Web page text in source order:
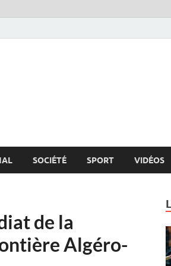
SOCIÉTÉ SPORT VIDÉOS
de la
Algéro-